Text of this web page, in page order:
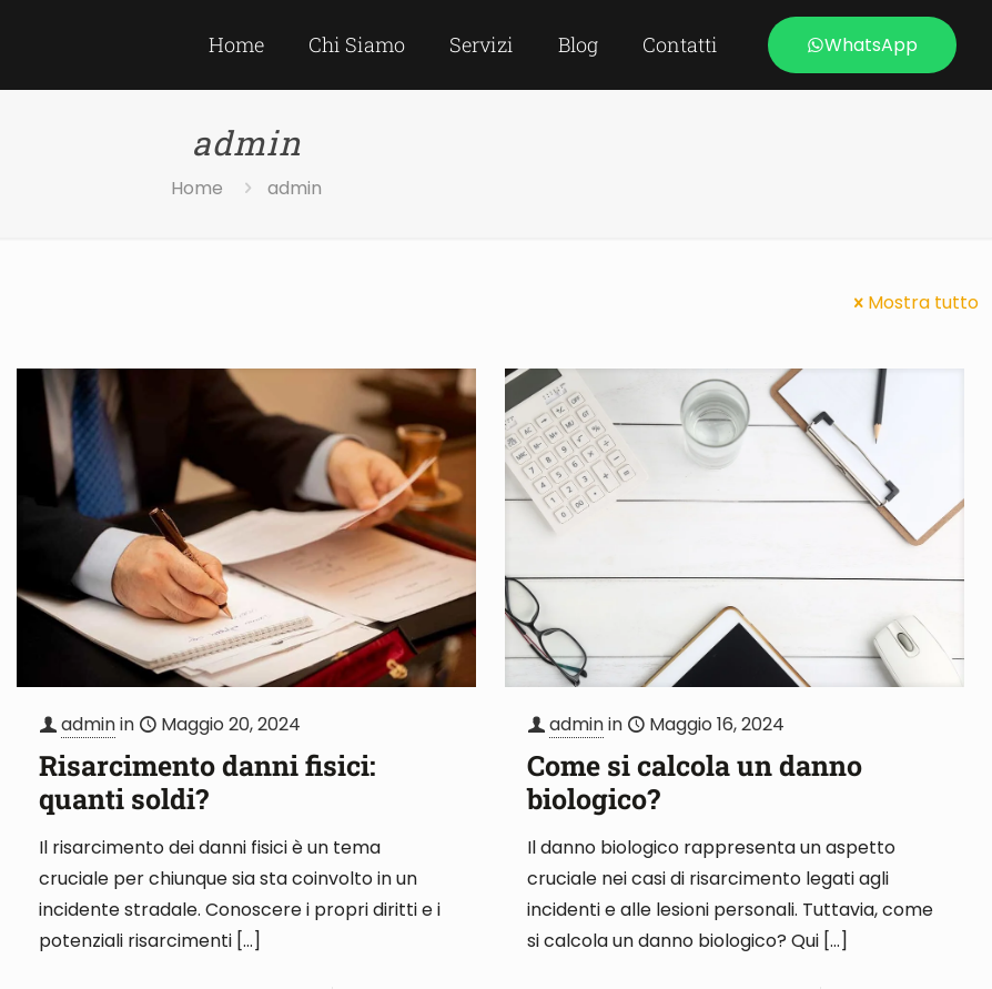
Home Chi Siamo Servizi Blog Contatti WhatsApp
admin
Home admin
Mostra tutto
adminin Maggio 20, 2024
Risarcimento danni fisici:
quanti soldi?
Il risarcimento dei danni fisici è un tema
cruciale per chiunque sia sta coinvolto in un
incidente stradale. Conoscere i propri diritti e i
potenziali risarcimenti […]
adminin Maggio 16, 2024
Come si calcola un danno
biologico?
Il danno biologico rappresenta un aspetto
cruciale nei casi di risarcimento legati agli
incidenti e alle lesioni personali. Tuttavia, come
si calcola un danno biologico? Qui […]